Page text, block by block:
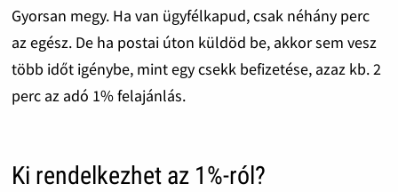
Gyorsan megy. Ha van ügyfélkapud, csak néhány perc
az egész. De ha postai úton küldöd be, akkor sem vesz
több időt igénybe, mint egy csekk befizetése, azaz kb. 2
perc az adó 1% felajánlás.
Ki rendelkezhet az 1%-ról?